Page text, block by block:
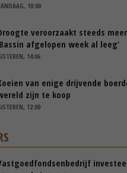
10:00
veroorzaakt steeds
afgelopen week al leeg’
14:06
van enige drijvende
zijn te koop
12:00